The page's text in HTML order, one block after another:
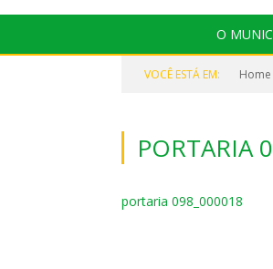
O
VOCÊ ESTÁ EM: Home
PORTARIA
portaria 098_000018